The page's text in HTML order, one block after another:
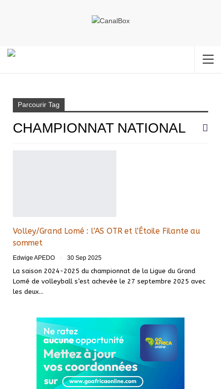
Parcourir Tag
CHAMPIONNAT NATIONAL
Volley/Grand Lomé : l’AS OTR et l’Étoile Filante au
sommet
Edwige APEDO 30 Sep 2025
La saison 2024-2025 du championnat de la Ligue du Grand
Lomé de volleyball s’est achevée le 27 septembre 2025 avec
les deux…